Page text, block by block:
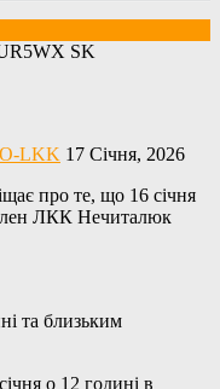
SK
LKK 17 Січня, 2026
про те, що 16 січня
ЛКК Нечиталюк
та близьким
о 12 годині в